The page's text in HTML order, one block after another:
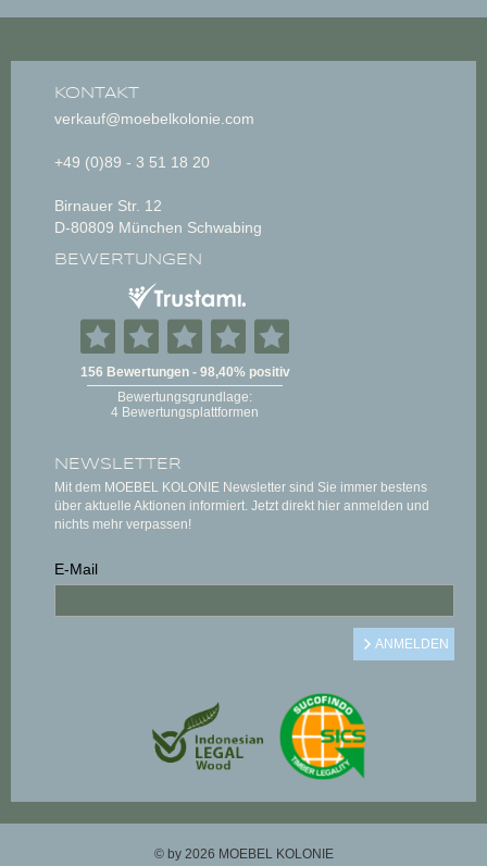
KONTAKT
verkauf@moebelkolonie.com
+49 (0)89 - 3 51 18 20
Birnauer Str. 12
D-80809 München Schwabing
BEWERTUNGEN
NEWSLETTER
Mit dem MOEBEL KOLONIE Newsletter sind Sie immer bestens
über aktuelle Aktionen informiert. Jetzt direkt hier anmelden und
nichts mehr verpassen!
E-Mail
© by 2026 MOEBEL KOLONIE